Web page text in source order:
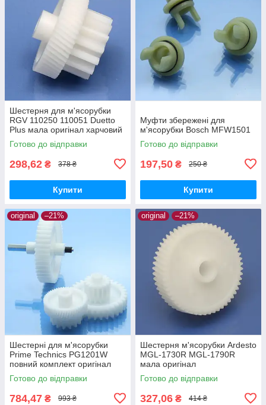
Шестерня для м'ясорубки
RGV 110250 110051 Duetto
Plus мала оригінал харчовий
пластик
Готово до відправки
298,62 ₴ 378 ₴
Купити
Муфти збережені для
м'ясорубки Bosch MFW1501
Готово до відправки
197,50 ₴ 250 ₴
Купити
original –21%
Шестерні для м'ясорубки
Prime Technics PG1201W
повний комплект оригінал
харчовий пластик
Готово до відправки
784,47 ₴ 993 ₴
original –21%
Шестерня м'ясорубки Ardesto
MGL-1730R MGL-1790R
мала оригінал
Готово до відправки
327,06 ₴ 414 ₴